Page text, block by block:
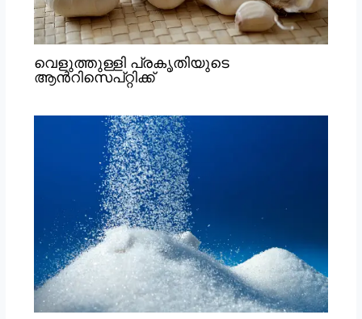
വെളുത്തുള്ളി പ്രകൃതിയുടെ
ആൻറിസെപ്റ്റിക്ക്